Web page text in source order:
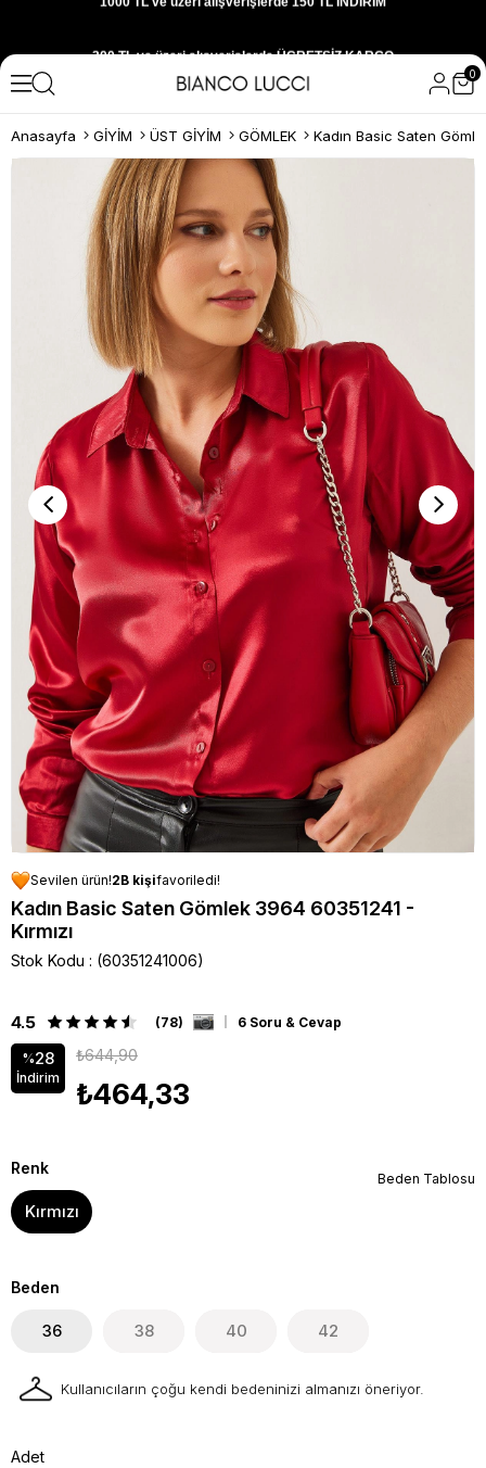
1000 TL ve üzeri alışverişlerde 150 TL İNDİRİM
Yeni sezon ürünlerini hemen keşfedin
300 TL ve üzeri alışverişlerde ÜCRETSİZ KARGO
1000 TL ve üzeri alışverişlerde 150 TL İNDİRİM
0
Anasayfa GİYİM ÜST GİYİM GÖMLEK Kadın Basic Saten
Sevilen ürün!2B kişifavoriledi!
Kadın Basic Saten Gömlek 3964 60351241 -
Kırmızı
Stok Kodu (60351241006)
4.5 (78) 6 Soru & Cevap
%28
İndirim
₺644,90
₺464,33
Renk
Kırmızı
Beden
36 38 40 42
Kullanıcıların çoğu kendi bedeninizi almanızı öneriyor.
Beden Tablosu
Adet